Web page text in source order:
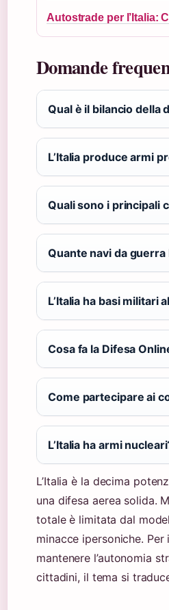
Autostrade per l’Italia:
Domande
Qual è il bilancio della
L’Italia produce armi
Quali sono i principali
Quante navi da
L’Italia ha basi militari
Cosa fa la Difesa
Come partecipare ai
L’Italia ha armi
L’Italia è la decima
una difesa aerea solida.
totale è limitata dal
minacce ipersoniche.
mantenere l’autonomia
cittadini, il tema si